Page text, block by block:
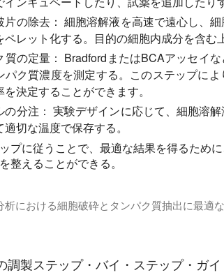
の除去： 細胞溶解液を高速で遠心し、
ペレット化する。目的の細胞内成分を含む
質の定量： BradfordまたはBCAアッセイ
パク質濃度を測定する。このステップに
を決定することができます。
分注： 実験デザインに応じて、細胞溶
切な温度で保存する。
プに従うことで、最適な結果を得るため
整えることができる。
析における細胞破砕とタンパク質抽出に最適
調製ステップ・バイ・ステップ・ガイ